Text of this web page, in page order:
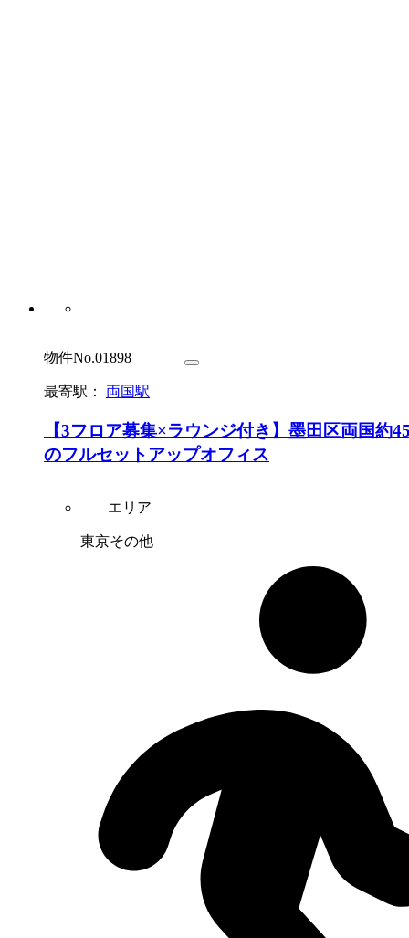
物件No.01898
最寄駅： 両国駅
【3フロア募集×ラウンジ付き】墨田区両国約
のフルセットアップオフィス
エリア
東京その他